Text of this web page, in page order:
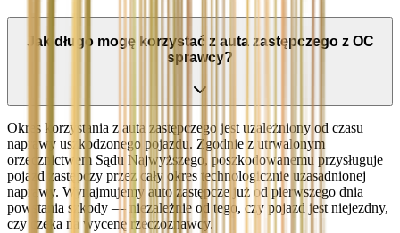
Jak długo mogę korzystać z auta zastępczego z OC
sprawcy?
Okres korzystania z auta zastępczego jest uzależniony od czasu
naprawy uszkodzonego pojazdu. Zgodnie z utrwalonym
orzecznictwem Sądu Najwyższego, poszkodowanemu przysługuje
pojazd zastępczy przez cały okres technologicznie uzasadnionej
naprawy. Wynajmujemy auto zastępcze już od pierwszego dnia
powstania szkody — niezależnie od tego, czy pojazd jest niejezdny,
czy czeka na wycenę rzeczoznawcy.